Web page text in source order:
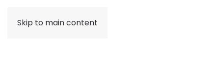
Skip to main content